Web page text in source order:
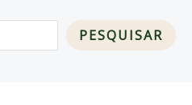
PESQUISAR